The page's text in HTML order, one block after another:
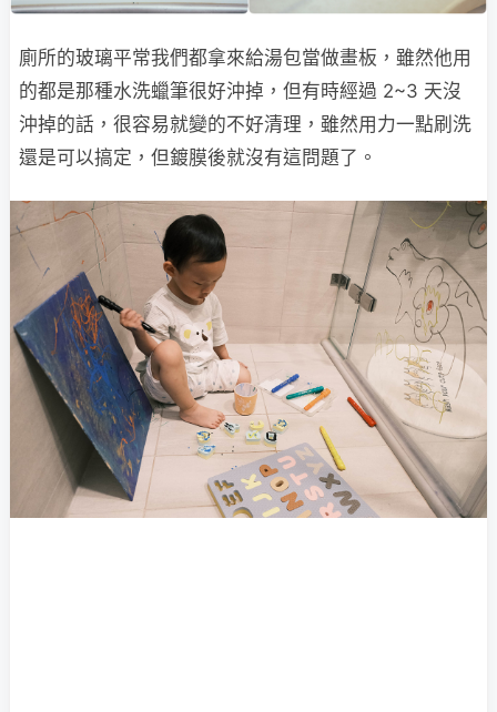
廁所的玻璃平常我們都拿來給湯包當做畫板，雖然他用
的都是那種水洗蠟筆很好沖掉，但有時經過 2~3 天沒
沖掉的話，很容易就變的不好清理，雖然用力一點刷洗
還是可以搞定，但鍍膜後就沒有這問題了。